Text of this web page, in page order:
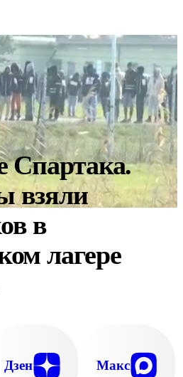
Спартака.
взяли
в
лагере
Дзен Макс